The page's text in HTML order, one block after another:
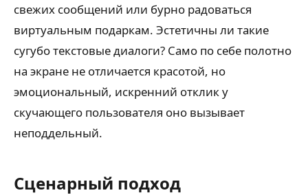
свежих сообщений или бурно радоваться
виртуальным подаркам. Эстетичны ли такие
сугубо текстовые диалоги? Само по себе полотно
на экране не отличается красотой, но
эмоциональный, искренний отклик у
скучающего пользователя оно вызывает
неподдельный.
Сценарный подход